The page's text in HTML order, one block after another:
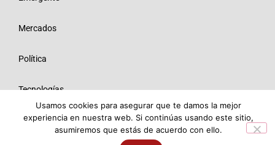
Mercados
Política
Tecnologías
Opinión
Usamos cookies para asegurar que te damos la mejor
experiencia en nuestra web. Si continúas usando este sitio,
asumiremos que estás de acuerdo con ello.